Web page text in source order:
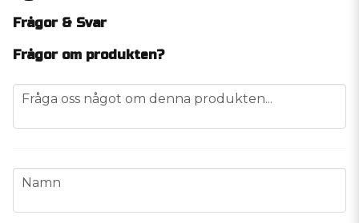
Frågor & Svar
Frågor om produkten?
question
Fråga oss något om denna produkten...
name
Namn